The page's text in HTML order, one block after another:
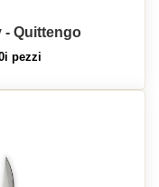
- Quittengo
pezzi